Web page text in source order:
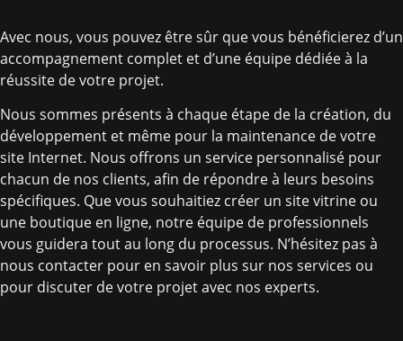
Avec nous, vous pouvez être sûr que vous bénéficierez d’un
accompagnement complet et d’une équipe dédiée à la
réussite de votre projet.
Nous sommes présents à chaque étape de la création, du
développement et même pour la maintenance de votre
site Internet. Nous offrons un service personnalisé pour
chacun de nos clients, afin de répondre à leurs besoins
spécifiques. Que vous souhaitiez créer un site vitrine ou
une boutique en ligne, notre équipe de professionnels
vous guidera tout au long du processus. N’hésitez pas à
nous contacter pour en savoir plus sur nos services ou
pour discuter de votre projet avec nos experts.